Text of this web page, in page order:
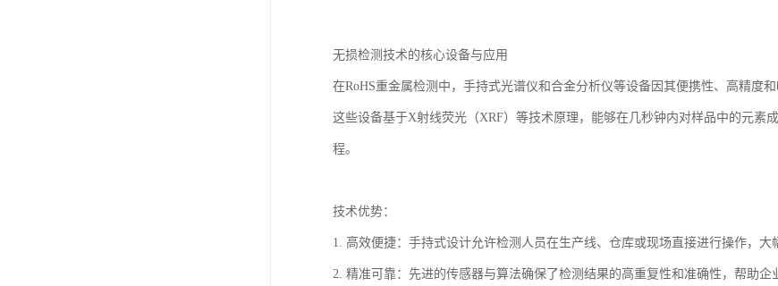
无损检测技术的核心设备与应用
在RoHS重金属检测中，手持式光谱仪和合金分析仪等设备因其便携性、高精度
这些设备基于X射线荧光（XRF）等技术原理，能够在几秒钟内对样品中的元素
程。
技术优势：
1. 高效便捷：手持式设计允许检测人员在生产线、仓库或现场直接进行操作，大
2. 精准可靠：先进的传感器与算法确保了检测结果的高重复性和准确性，帮助企